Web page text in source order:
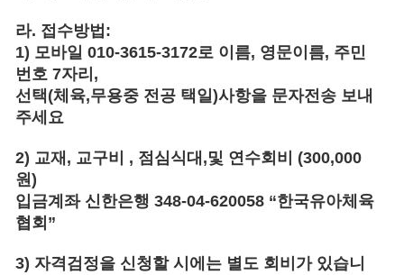
라. 접수방법 :
1) 모바일 010-3615-3172로 이름, 영문이름, 주민
번호 7자리 ,
선택(체육,무용중 전공 택일)사항을 문자전송 보내
주세요
2) 교재 , 교구비 , 점심식대 ,및 연수회비 (300,000
원)
입금계좌 신한은행 348-04-620058 “한국유아체육
협회 ”
3) 자격검정을 신청할 시에는 별도 회비가 있습니